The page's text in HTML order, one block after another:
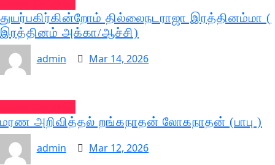
துயர்பகிர்கின்றோம் தில்லைநடராஜா இரத்தினம்மா (
இரத்தினம் அக்கா/ஆச்சி)
admin
Mar 14, 2026
மரண அறிவித்தல் றங்கநாதன் லோகநாதன் (பாபு )
admin
Mar 12, 2026